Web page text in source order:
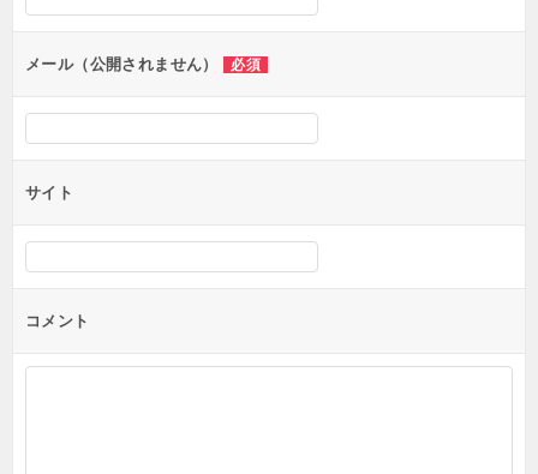
ンメール（公開されません） 必須
サイト
コメント